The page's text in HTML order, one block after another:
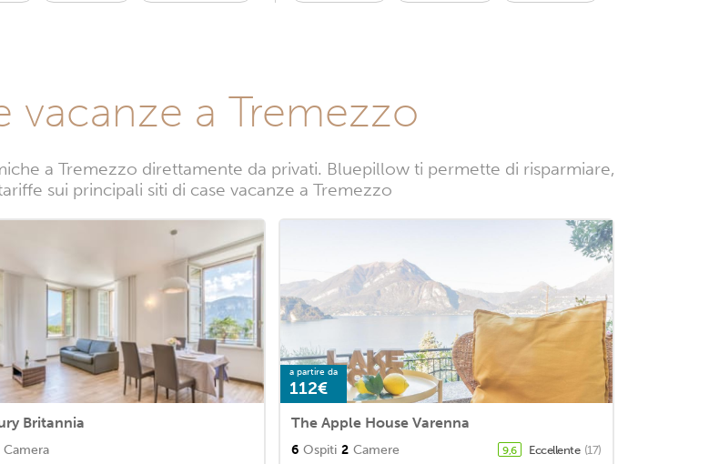
vacanze a Tremezzo
a Tremezzo direttamente da privati. Bluepillow ti permette di risparmiare,
sui principali siti di case vacanze a Tremezzo
Britannia
Camera
a partire da
112€
The Apple House Varenna
6 Ospiti 2 Camere 9,6 Eccellente (17)